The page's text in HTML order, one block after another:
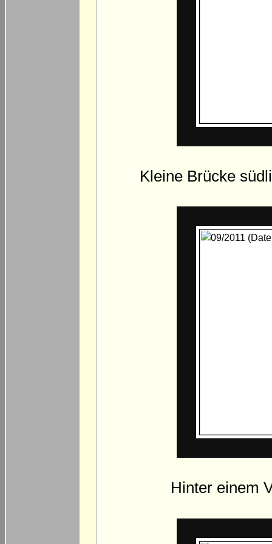
Kleine Brücke
Hinter einem